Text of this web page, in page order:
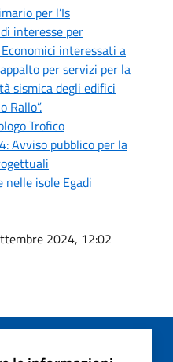
per l’Is
interesse per
interessati a
per servizi per la
sismica degli edifici
Rallo”.
Trofico
Avviso pubblico per la
isole Egadi
2024, 12:02